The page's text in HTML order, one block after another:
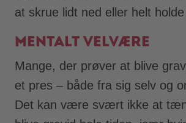
at skrue lidt ned eller helt
Mentalt velvære
Mange, der prøver at blive
et pres – både fra sig selv og
Det kan være svært ikke at